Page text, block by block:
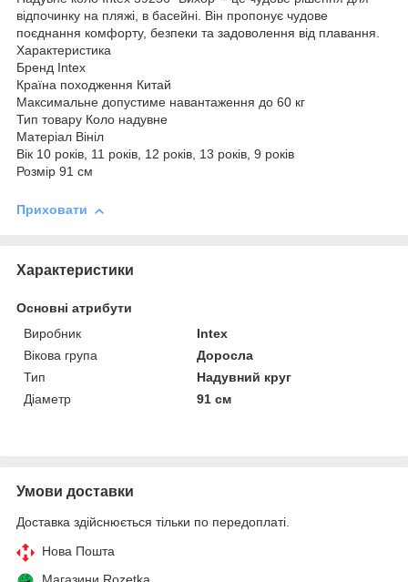
відпочинку на пляжі, в басейні. Він пропонує чудове
поєднання комфорту, безпеки та задоволення від плавання.
Характеристика
Бренд Intex
Країна походження Китай
Максимальне допустиме навантаження до 60 кг
Тип товару Коло надувне
Матеріал Вініл
Вік 10 років, 11 років, 12 років, 13 років, 9 років
Розмір 91 см
Приховати
Характеристики
Основні атрибути
Виробник
Intex
Вікова група
Доросла
Тип
Надувний круг
Діаметр
91 см
Умови доставки
Доставка здійснюється тільки по передоплаті.
Нова Пошта
Магазини Rozetka